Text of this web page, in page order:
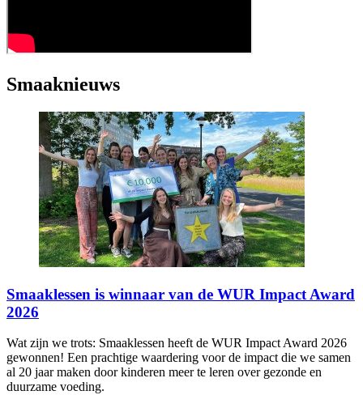
Smaaknieuws
Smaaklessen is winnaar van de WUR Impact Award
2026
Wat zijn we trots: Smaaklessen heeft de WUR Impact Award 2026
gewonnen! Een prachtige waardering voor de impact die we samen
al 20 jaar maken door kinderen meer te leren over gezonde en
duurzame voeding.